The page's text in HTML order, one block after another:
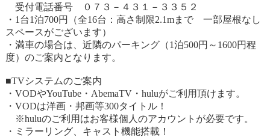
受付電話番号 ０７３－４３１－３３５２
・1台1泊700円（全16台：高さ制限2.1mまで 一部屋根なし
スペースがございます）
・満車の場合は、近隣のパーキング（1泊500円～1600円程
度）のご案内となります。
■TVシステムのご案内
・VODやYouTube・AbemaTV・huluがご利用頂けます。
・VODは洋画・邦画等300タイトル！
※huluのご利用はお客様個人のアカウントが必要です。
・ミラーリング、キャスト機能搭載！